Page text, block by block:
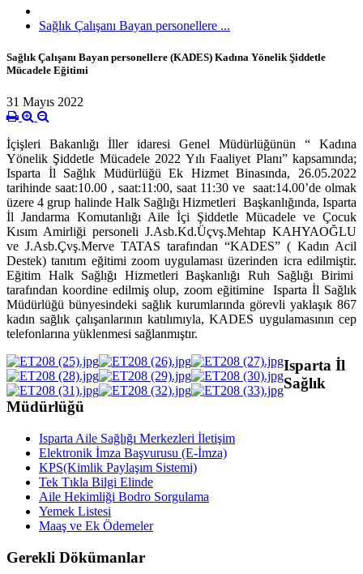
Sağlık Çalışanı Bayan personellere ...
Sağlık Çalışanı Bayan personellere (KADES) Kadına Yönelik Şiddetle
Mücadele Eğitimi
31 Mayıs 2022
İçişleri Bakanlığı İller idaresi Genel Müdürlüğünün “ Kadına
Yönelik Şiddetle Mücadele 2022 Yılı Faaliyet Planı” kapsamında;
Isparta İl Sağlık Müdürlüğü Ek Hizmet Binasında, 26.05.2022
tarihinde saat:10.00 , saat:11:00, saat 11:30 ve saat:14.00’de olmak
üzere 4 grup halinde Halk Sağlığı Hizmetleri Başkanlığında, Isparta
İl Jandarma Komutanlığı Aile İçi Şiddetle Mücadele ve Çocuk
Kısım Amirliği personeli J.Asb.Kd.Üçvş.Mehtap KAHYAOĞLU
ve J.Asb.Çvş.Merve TATAS tarafından “KADES” ( Kadın Acil
Destek) tanıtım eğitimi zoom uygulaması üzerinden icra edilmiştir.
Eğitim Halk Sağlığı Hizmetleri Başkanlığı Ruh Sağlığı Birimi
tarafından koordine edilmiş olup, zoom eğitimine Isparta İl Sağlık
Müdürlüğü bünyesindeki sağlık kurumlarında görevli yaklaşık 867
kadın sağlık çalışanlarının katılımıyla, KADES uygulamasının cep
telefonlarına yüklenmesi sağlanmıştır.
Isparta İl
Sağlık
Müdürlüğü
Isparta Aile Sağlığı Merkezleri İletişim
Elektronik İmza Başvurusu (E-İmza)
KPS(Kimlik Paylaşım Sistemi)
Tek Tıkla Bilgi Elinde
Aile Hekimliği Bodro Sorgulama
Yemek Listesi
Maaş ve Ek Ödemeler
Gerekli Dökümanlar